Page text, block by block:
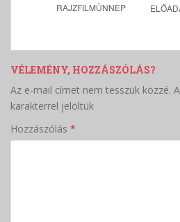
RAJZFILMÜNNEP
VÉLEMÉNY, HOZZÁSZÓLÁS?
Az e-mail címet nem tesszük közzé.
karakterrel jelöltük
Hozzászólás *